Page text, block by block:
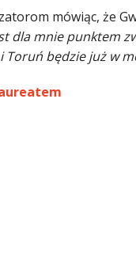
mówiąc, że
dla mnie punktem
Toruń będzie już w